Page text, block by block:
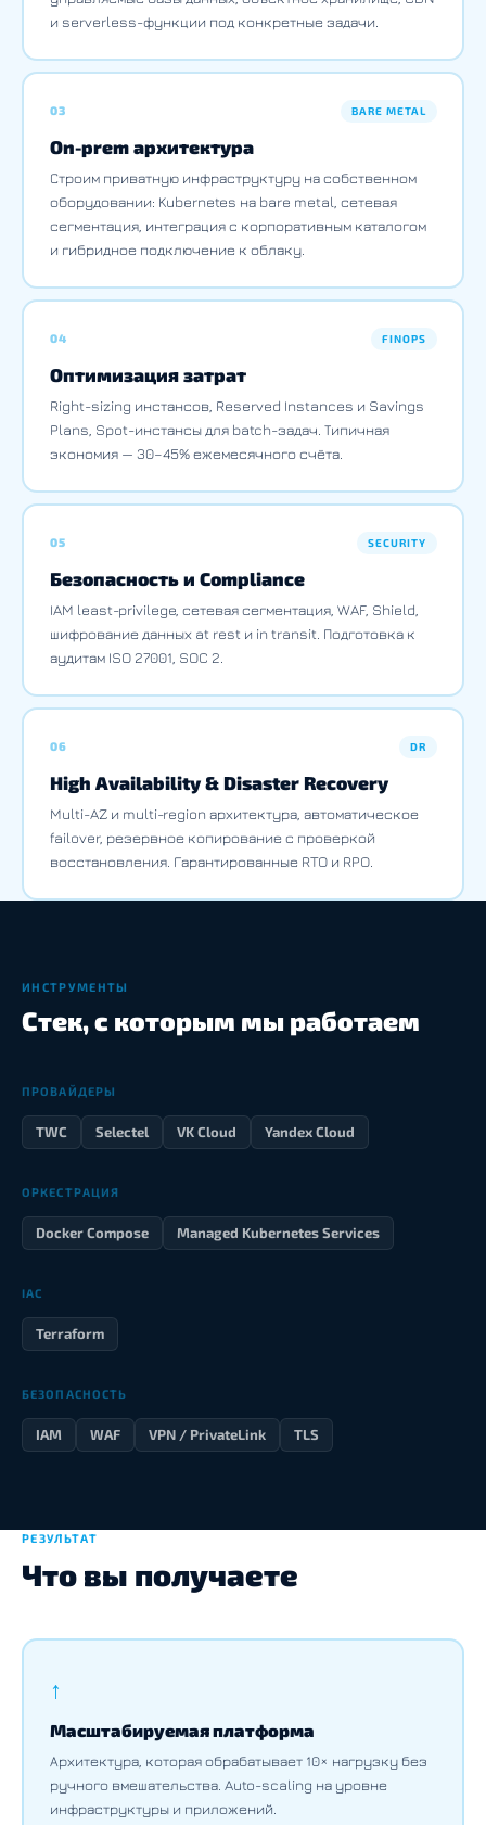
и serverless-функции под конкретные задачи.
03 BARE METAL
On-prem архитектура
Строим приватную инфраструктуру на собственном
оборудовании: Kubernetes на bare metal, сетевая
сегментация, интеграция с корпоративным каталогом
и гибридное подключение к облаку.
04 FINOPS
Оптимизация затрат
Right-sizing инстансов, Reserved Instances и Savings
Plans, Spot-инстансы для batch-задач. Типичная
экономия — 30–45% ежемесячного счёта.
05 SECURITY
Безопасность и Compliance
IAM least-privilege, сетевая сегментация, WAF, Shield,
шифрование данных at rest и in transit. Подготовка к
аудитам ISO 27001, SOC 2.
06 DR
High Availability & Disaster Recovery
Multi-AZ и multi-region архитектура, автоматическое
failover, резервное копирование с проверкой
восстановления. Гарантированные RTO и RPO.
ИНСТРУМЕНТЫ
Стек, с которым мы работаем
ПРОВАЙДЕРЫ
TWC Selectel VK Cloud Yandex Cloud
ОРКЕСТРАЦИЯ
Docker Compose Managed Kubernetes Services
IAC
Terraform
БЕЗОПАСНОСТЬ
IAM WAF VPN / PrivateLink TLS
РЕЗУЛЬТАТ
Что вы получаете
↑
Масштабируемая платформа
Архитектура, которая обрабатывает 10× нагрузку без
ручного вмешательства. Auto-scaling на уровне
инфраструктуры и приложений.